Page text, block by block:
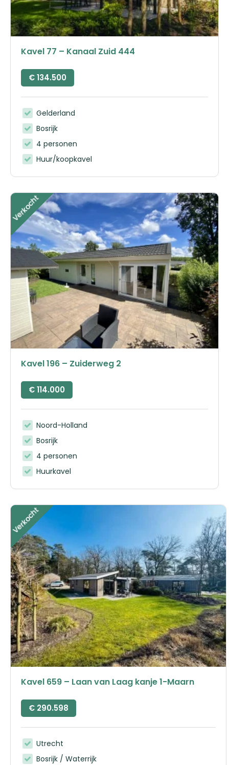
Kavel 77 – Kanaal Zuid 444
€134.500
Gelderland
Bosrijk
4 personen
Huur/koopkavel
Kavel 196 – Zuiderweg 2
€114.000
Noord-Holland
Bosrijk
4 personen
Huurkavel
Kavel 659 – Laan van Laag kanje 1-Maarn
€ 290.598
Utrecht
Bosrijk / Waterrijk